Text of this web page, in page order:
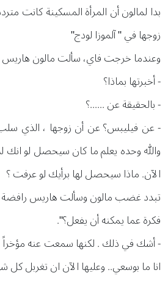
بدا لمالون أن المرأة المسكينة كانت
زوجها في " آلموزا لودج"
وعندما خرجت فاي، سألت مالون هاريس
- أخبرتها بماذا؟
- بالحقيقة عن ......؟
- عن فيليبس؟ عن أن زوجها ، الذي
والله وحده يعلم ما كان سيحصل لو انك
الآن. ماذا سيحصل لها برأيك لو عرفت ؟
تبدد غضب مالون وسألت هاريس رافضة
فكرة عما يمكنه أن يفعل؟".
- أشك في ذلك . لكنها سمعت عنه مؤخراً
انا ما بوسعي.. وعليها الآن ان تغربل